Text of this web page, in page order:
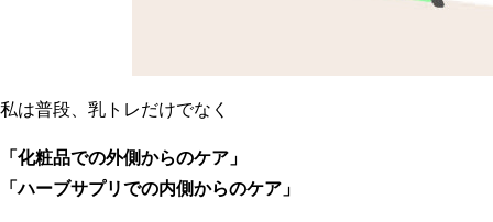
私は普段、乳トレだけでなく
「化粧品での外側からのケア」
「ハーブサプリでの内側からのケア」